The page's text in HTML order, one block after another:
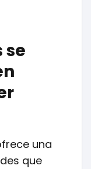
se
una
que